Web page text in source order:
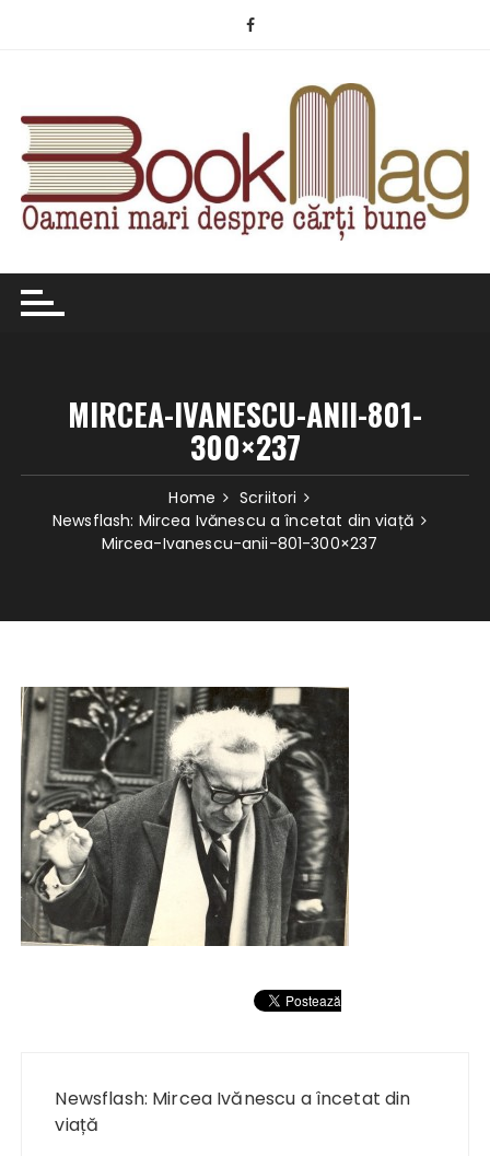
MIRCEA-IVANESCU-ANII-801-
300×237
Home
Scriitori
Newsflash: Mircea Ivănescu a încetat din viață
Mircea-Ivanescu-anii-801-300×237
articole
Newsflash: Mircea Ivănescu a încetat din
viață